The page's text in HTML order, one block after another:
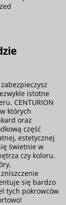
istotne
CENTURION
których
oraz
część
estetycznej
świetnie w
czy koloru.
się bardzo
tych pokrowców